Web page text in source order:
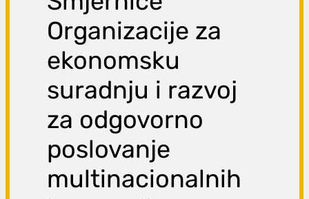
Organizacije za
ekonomsku
suradnju i razvoj
za odgovorno
poslovanje
multinacionalnih